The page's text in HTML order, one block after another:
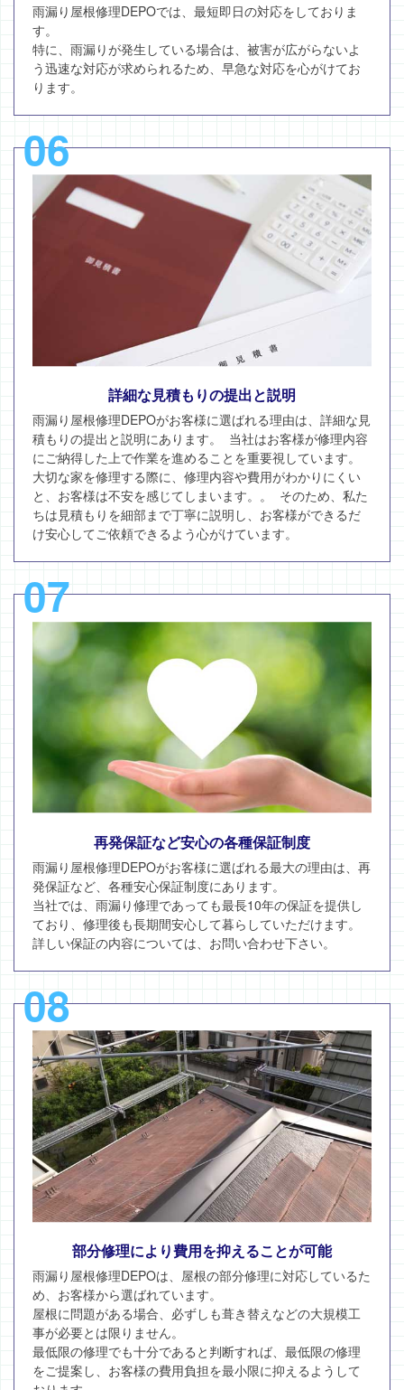
雨漏り屋根修理DEPOでは、最短即日の対応をしておりま
す。
特に、雨漏りが発生している場合は、被害が広がらないよ
う迅速な対応が求められるため、早急な対応を心がけてお
ります。
06
詳細な見積もりの提出と説明
雨漏り屋根修理DEPOがお客様に選ばれる理由は、詳細な見
積もりの提出と説明にあります。 当社はお客様が修理内容
にご納得した上で作業を進めることを重要視しています。
大切な家を修理する際に、修理内容や費用がわかりにくい
と、お客様は不安を感じてしまいます。。 そのため、私た
ちは見積もりを細部まで丁寧に説明し、お客様ができるだ
け安心してご依頼できるよう心がけています。
07
再発保証など安心の各種保証制度
雨漏り屋根修理DEPOがお客様に選ばれる最大の理由は、再
発保証など、各種安心保証制度にあります。
当社では、雨漏り修理であっても最長10年の保証を提供し
ており、修理後も長期間安心して暮らしていただけます。
詳しい保証の内容については、お問い合わせ下さい。
08
部分修理により費用を抑えることが可能
雨漏り屋根修理DEPOは、屋根の部分修理に対応しているた
め、お客様から選ばれています。
屋根に問題がある場合、必ずしも葺き替えなどの大規模工
事が必要とは限りません。
最低限の修理でも十分であると判断すれば、最低限の修理
をご提案し、お客様の費用負担を最小限に抑えるようして